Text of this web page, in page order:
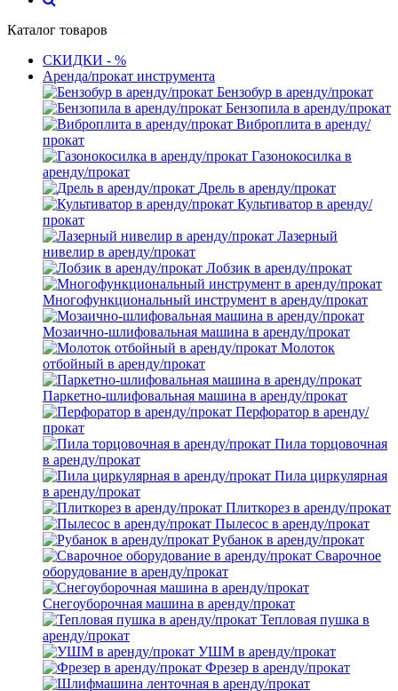
Каталог товаров
СКИДКИ - %
Аренда/прокат инструмента
Бензобур в аренду/прокат
Бензопила в аренду/прокат
Виброплита в аренду/
прокат
Газонокосилка в
аренду/прокат
Дрель в аренду/прокат
Культиватор в аренду/
прокат
Лазерный
нивелир в аренду/прокат
Лобзик в аренду/прокат
Многофункциональный инструмент в аренду/прокат
Мозаично-шлифовальная машина в аренду/прокат
Молоток
отбойный в аренду/прокат
Паркетно-шлифовальная машина в аренду/прокат
Перфоратор в аренду/
прокат
Пила торцовочная
в аренду/прокат
Пила циркулярная
в аренду/прокат
Плиткорез в аренду/прокат
Пылесос в аренду/прокат
Рубанок в аренду/прокат
Сварочное
оборудование в аренду/прокат
Снегоуборочная машина в аренду/прокат
Тепловая пушка в
аренду/прокат
УШМ в аренду/прокат
Фрезер в аренду/прокат